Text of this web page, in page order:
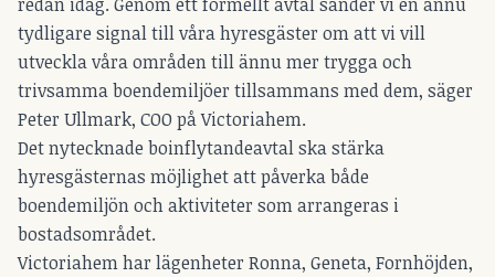
tydligare signal till våra hyresgäster om att vi vill
utveckla våra områden till ännu mer trygga och
trivsamma boendemiljöer tillsammans med dem, säger
Peter Ullmark, COO på Victoriahem.
Det nytecknade boinflytandeavtal ska stärka
hyresgästernas möjlighet att påverka både
boendemiljön och aktiviteter som arrangeras i
bostadsområdet.
Victoriahem har lägenheter Ronna, Geneta, Fornhöjden,